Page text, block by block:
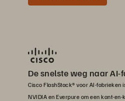
De snelste weg naar AI-
Cisco FlashStack® voor AI-fabrieken
NVIDIA en Everpure om een kant-